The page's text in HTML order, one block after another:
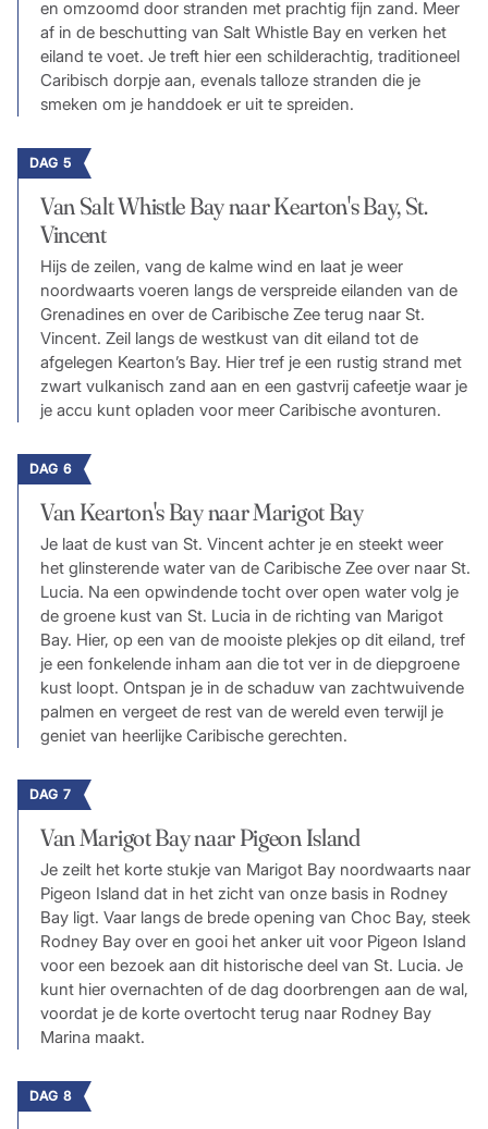
en omzoomd door stranden met prachtig fijn zand. Meer
af in de beschutting van Salt Whistle Bay en verken het
eiland te voet. Je treft hier een schilderachtig, traditioneel
Caribisch dorpje aan, evenals talloze stranden die je
smeken om je handdoek er uit te spreiden.
DAG 5
Van Salt Whistle Bay naar Kearton's Bay, St.
Vincent
Hijs de zeilen, vang de kalme wind en laat je weer
noordwaarts voeren langs de verspreide eilanden van de
Grenadines en over de Caribische Zee terug naar St.
Vincent. Zeil langs de westkust van dit eiland tot de
afgelegen Kearton’s Bay. Hier tref je een rustig strand met
zwart vulkanisch zand aan en een gastvrij cafeetje waar je
je accu kunt opladen voor meer Caribische avonturen.
DAG 6
Van Kearton's Bay naar Marigot Bay
Je laat de kust van St. Vincent achter je en steekt weer
het glinsterende water van de Caribische Zee over naar St.
Lucia. Na een opwindende tocht over open water volg je
de groene kust van St. Lucia in de richting van Marigot
Bay. Hier, op een van de mooiste plekjes op dit eiland, tref
je een fonkelende inham aan die tot ver in de diepgroene
kust loopt. Ontspan je in de schaduw van zachtwuivende
palmen en vergeet de rest van de wereld even terwijl je
geniet van heerlijke Caribische gerechten.
DAG 7
Van Marigot Bay naar Pigeon Island
Je zeilt het korte stukje van Marigot Bay noordwaarts naar
Pigeon Island dat in het zicht van onze basis in Rodney
Bay ligt. Vaar langs de brede opening van Choc Bay, steek
Rodney Bay over en gooi het anker uit voor Pigeon Island
voor een bezoek aan dit historische deel van St. Lucia. Je
kunt hier overnachten of de dag doorbrengen aan de wal,
voordat je de korte overtocht terug naar Rodney Bay
Marina maakt.
DAG 8